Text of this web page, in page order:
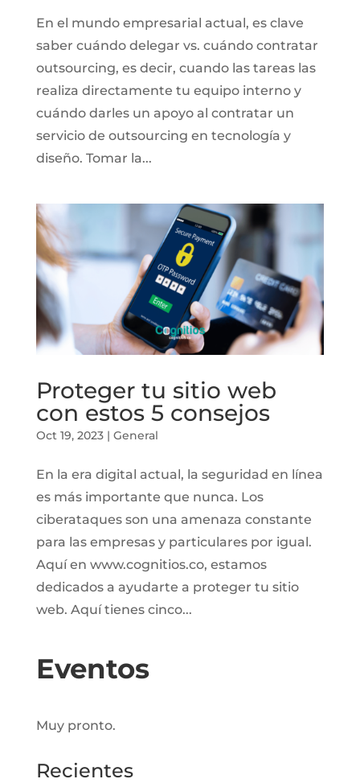
En el mundo empresarial actual, es clave
saber cuándo delegar vs. cuándo contratar
outsourcing, es decir, cuando las tareas las
realiza directamente tu equipo interno y
cuándo darles un apoyo al contratar un
servicio de outsourcing en tecnología y
diseño. Tomar la...
Proteger tu sitio web
con estos 5 consejos
Oct 19, 2023| General
En la era digital actual, la seguridad en línea
es más importante que nunca. Los
ciberataques son una amenaza constante
para las empresas y particulares por igual.
Aquí en www.cognitios.co, estamos
dedicados a ayudarte a proteger tu sitio
web. Aquí tienes cinco...
Eventos
Muy pronto.
Recientes